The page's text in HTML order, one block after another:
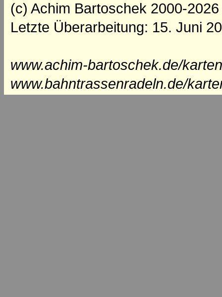
(c) Achim Bartoschek 2000-2026
Letzte Überarbeitung: 15. Juni
www.achim-bartoschek.de/
www.bahntrassenradeln.de/